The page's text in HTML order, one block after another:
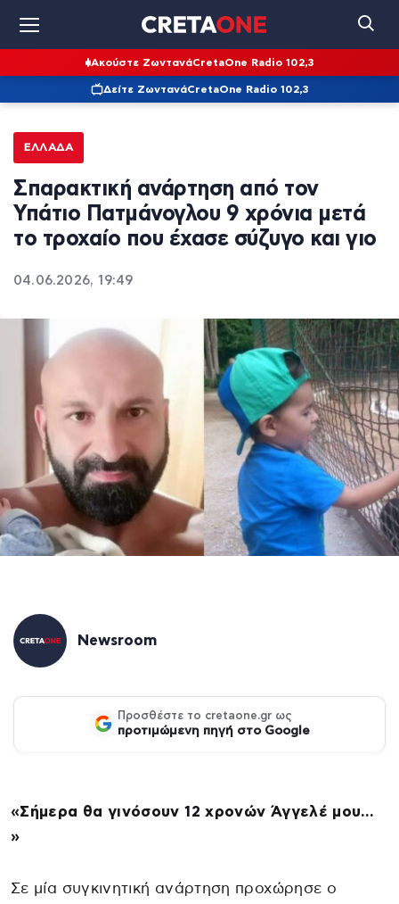
Ακούστε ΖωντανάCretaOne Radio 102,3
Δείτε ΖωντανάCretaOne Radio 102,3
ΕΛΛΆΔΑ
Σπαρακτική ανάρτηση από τον
Υπάτιο Πατμάνογλου 9 χρόνια μετά
το τροχαίο που έχασε σύζυγο και γιο
04.06.2026, 19:49
Newsroom
Προσθέστε το cretaone.gr ως
προτιμώμενη πηγή στο Google
«Σήμερα θα γινόσουν 12 χρονών Άγγελέ μου…
»
Σε μία συγκινητική ανάρτηση προχώρησε ο